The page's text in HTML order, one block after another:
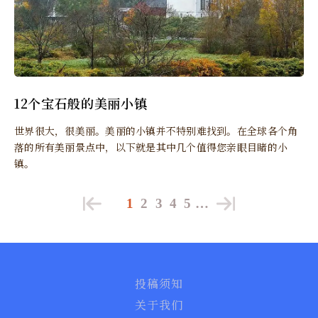
12个宝石般的美丽小镇
世界很大，很美丽。美丽的小镇并不特别难找到。在全球各个角
落的所有美丽景点中，以下就是其中几个值得您亲眼目睹的小
镇。
1 2 3 4 5 …
投稿须知
关于我们